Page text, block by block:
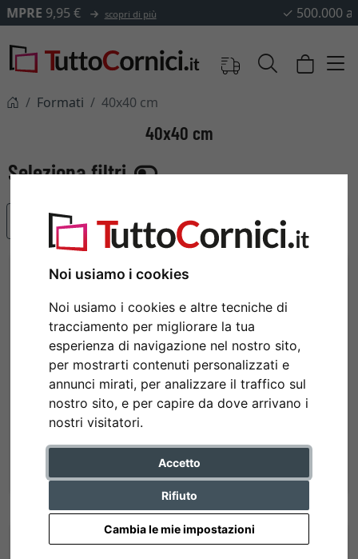
Noi usiamo i cookies
Noi usiamo i cookies e altre tecniche di
tracciamento per migliorare la tua
esperienza di navigazione nel nostro sito,
per mostrarti contenuti personalizzati e
annunci mirati, per analizzare il traffico sul
nostro sito, e per capire da dove arrivano i
nostri visitatori.
Accetto
Rifiuto
Cambia le mie impostazioni
✓ 500.000 articoli tra cui scegliere
Formati 40x40 cm
40x40 cm
Articoli più popolari
Classe standard B1 protezione
fuoco "Econ rotonda"
da 47,80 € *
Cornice in alluminio Chair
da 44,40 € *